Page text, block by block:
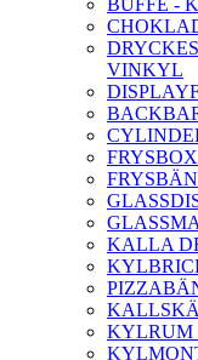
BUFFÉ -
VINKYL
FRYSBOX
KALLA
KYLRUM